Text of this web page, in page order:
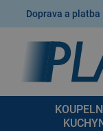
Doprava a platba